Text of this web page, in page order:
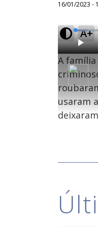
16/01/2023 -
A+
P
l
a
y
L
o
a
d
e
d
:
.
6
%
A
usaram